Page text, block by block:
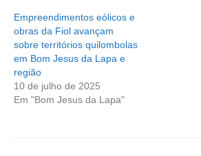
Empreendimentos eólicos e
obras da Fiol avançam
sobre territórios quilombolas
em Bom Jesus da Lapa e
região
10 de julho de 2025
Em "Bom Jesus da Lapa"